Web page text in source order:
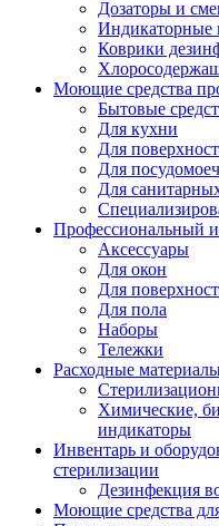
Дозаторы и
Индикаторные
Коврики
Моющие средства
Бытовые
Для кухни
Для
Для
Для
Профессиональный
Аксессуары
Для окон
Для
Для пола
Наборы
Тележки
Расходные
Химические,
индикаторы
Инвентарь и
стерилизации
Дезинфекция
Моющие средства